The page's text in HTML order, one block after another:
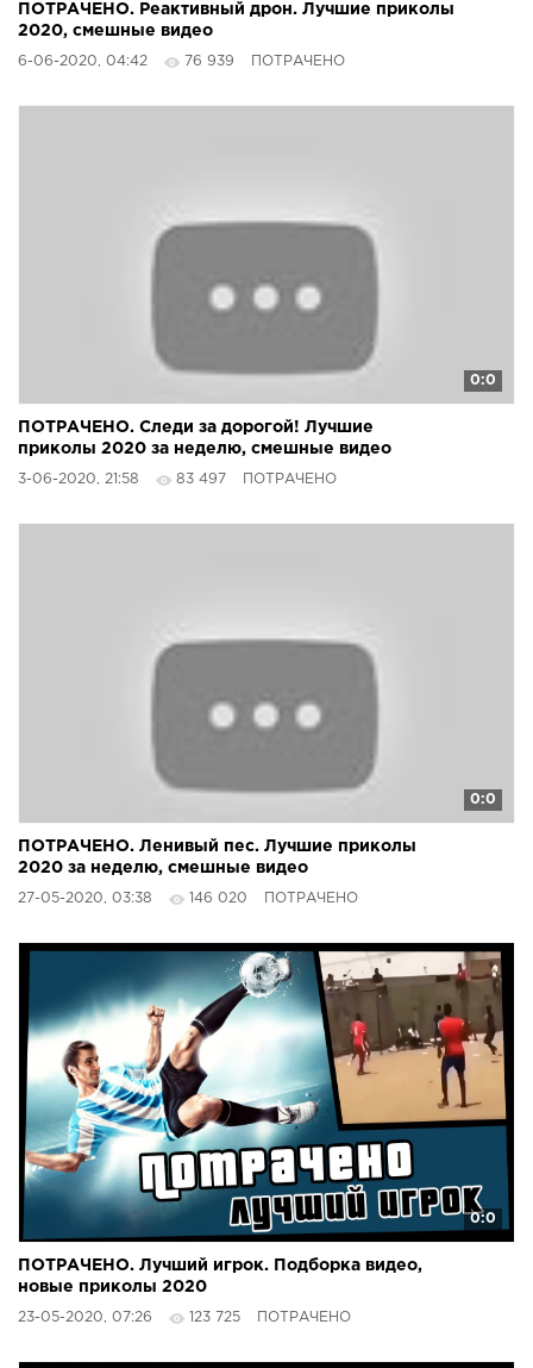
ПОТРАЧЕНО. Реактивный дрон. Лучшие приколы
2020, смешные видео
6-06-2020, 04:42 76 939 ПОТРАЧЕНО
0:0
ПОТРАЧЕНО. Следи за дорогой! Лучшие
приколы 2020 за неделю, смешные видео
3-06-2020, 21:58 83 497 ПОТРАЧЕНО
0:0
ПОТРАЧЕНО. Ленивый пес. Лучшие приколы
2020 за неделю, смешные видео
27-05-2020, 03:38 146 020 ПОТРАЧЕНО
0:0
ПОТРАЧЕНО. Лучший игрок. Подборка видео,
новые приколы 2020
23-05-2020, 07:26 123 725 ПОТРАЧЕНО